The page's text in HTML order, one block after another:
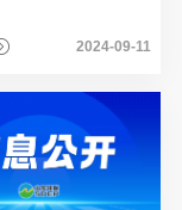
2024-09-11